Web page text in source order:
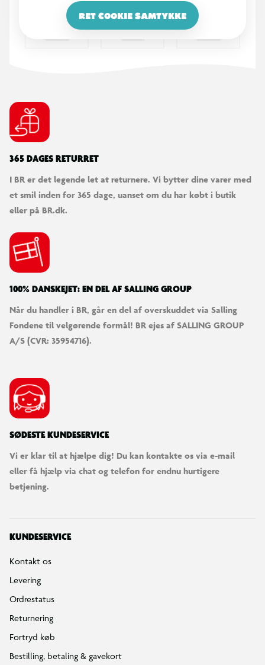
1 x Klistermærkeark
garanteres.
RET COOKIE SAMTYKKE
365 DAGES RETURRET
I BR er det legende let at returnere. Vi bytter dine varer med
et smil inden for 365 dage, uanset om du har købt i butik
eller på BR.dk.
100% DANSKEJET: EN DEL AF SALLING GROUP
Når du handler i BR, går en del af overskuddet via Salling
Fondene til velgørende formål! BR ejes af SALLING GROUP
A/S (CVR: 35954716).
SØDESTE KUNDESERVICE
Vi er klar til at hjælpe dig! Du kan kontakte os via e-mail
eller få hjælp via chat og telefon for endnu hurtigere
betjening.
KUNDESERVICE
Kontakt os
Levering
Ordrestatus
Returnering
Fortryd køb
Bestilling, betaling & gavekort